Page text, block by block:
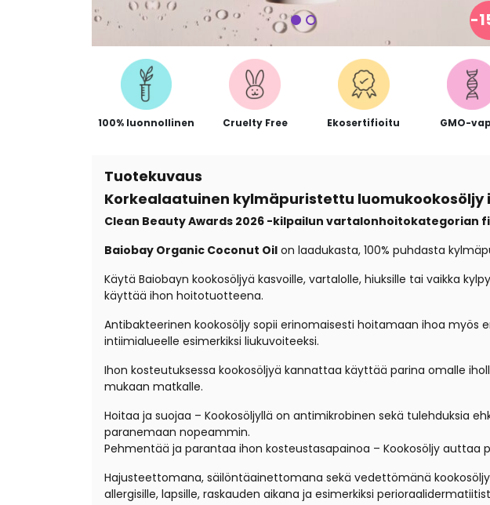
-
100% luonnollinen Cruelty Free Ekosertifioitu GMO-
Tuotekuvaus
Korkealaatuinen kylmäpuristettu luomukookosöljy
Clean Beauty Awards 2026 -kilpailun vartalonhoitokategorian
Baiobay Organic Coconut Oil on laadukasta, 100% puhdasta
Käytä Baiobayn kookosöljyä kasvoille, vartalolle, hiuksille tai vaikka
käyttää ihon hoitotuotteena.
Antibakteerinen kookosöljy sopii erinomaisesti hoitamaan ihoa myös
intiimialueelle esimerkiksi liukuvoiteeksi.
Ihon kosteutuksessa kookosöljyä kannattaa käyttää parina omalle
mukaan matkalle.
Hoitaa ja suojaa – Kookosöljyllä on antimikrobinen sekä tulehduksia
paranemaan nopeammin.
Pehmentää ja parantaa ihon kosteustasapainoa – Kookosöljy
Hajusteettomana, säilöntäainettomana sekä vedettömänä
allergisille, lapsille, raskauden aikana ja esimerkiksi